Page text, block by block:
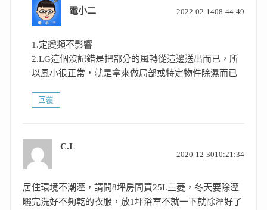
電小二 2022-02-1408:44:49
1.定變頻不影響
2.LG這個沒記錯是把部分的風轉從這邊送出而已，所
以風小很正常，就是拿來做局部或特定物件除濕而已
回覆
C.L
2020-12-3010:21:34
居住環境不潮溼，請問8坪房間買25L三菱，冬天要除溼
曬完洗好不夠乾的衣服，放1坪浴室不就一下就除溼好了